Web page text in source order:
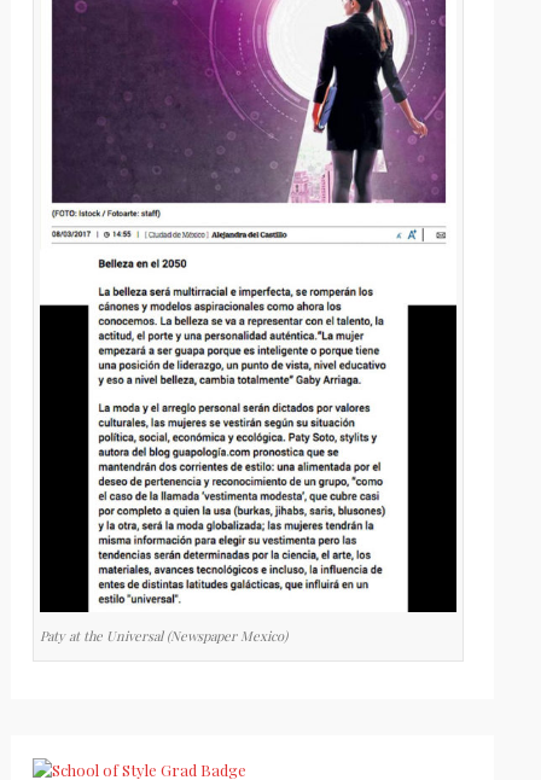
Paty at the Universal (Newspaper Mexico)